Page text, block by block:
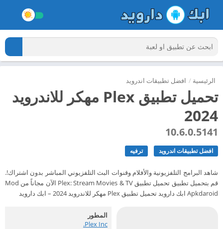
الرئيسية / افضل تطبيقات اندرويد
تحميل تطبيق Plex مهكر للاندرويد
2024
10.6.0.5141
افضل تطبيقات اندرويد ترفيه
شاهد البرامج التلفزيونية والأفلام وقنوات البث التلفزيوني المباشر بدون اشتراك!.
قم بتحميل تطبيق تحميل تطبيق Plex: Stream Movies & TV الآن مجاناً من Mod
Apkdaroid ابك دارويد تحميل تطبيق Plex مهكر للاندرويد 2024 – ابك دارويد
المطور
Plex Inc.‏